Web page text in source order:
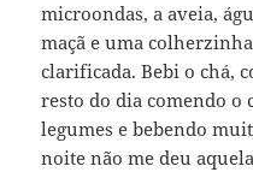
microondas, a aveia,
maçã e uma
clarificada. Bebi o chá,
resto do dia comendo o
legumes e bebendo
noite não me deu